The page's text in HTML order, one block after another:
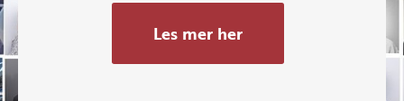
Les mer her